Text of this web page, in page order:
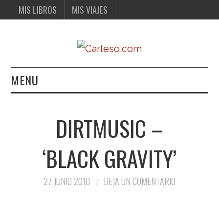
MIS LIBROS MIS VIAJES
MENU
MIS VIAJESDIRTMUSIC –
‘BLACK GRAVITY’
27 JUNIO 2010 DEJA UN COMENTARIO